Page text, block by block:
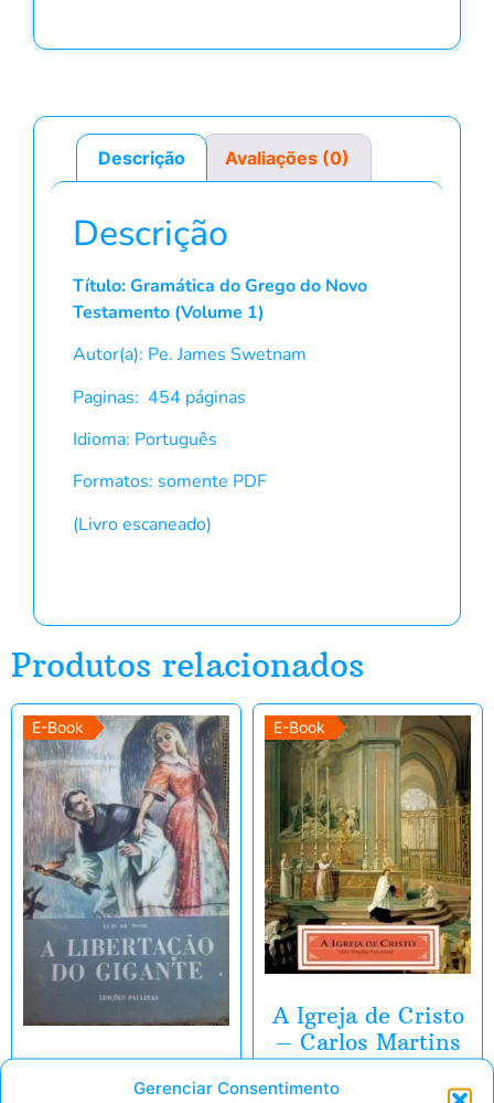
Gerenciar Consentimento
Descrição Avaliações (0)
Descrição
Título: Gramática do Grego do Novo
Testamento (Volume 1)
Autor(a): Pe. James Swetnam
Paginas: 454 páginas
Idioma: Português
Formatos: somente PDF
(Livro escaneado)
Produtos relacionados
E-Book
A Libertação Do
Gigante – Luís de
E-Book
A Igreja de Cristo
– Carlos Martins
Nabeto